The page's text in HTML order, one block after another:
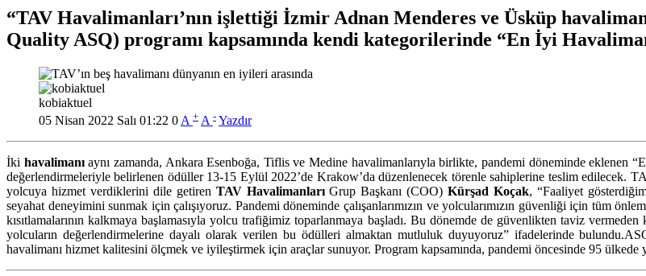
TAV Havalimanları’nın işlettiği İzmir Adnan Menderes ve Üsküp
Quality ASQ) programı kapsamında kendi kategorilerinde “En İyi
kobiaktuel
05 Nisan 2022 Salı 01:22 0 A + A - Yazdır
İki havalimanıaynı zamanda, Ankara Esenboğa, Tiflis ve Medine havalimanlarıyla birlikte, pandemi döneminde eklenen
değerlendirmeleriyle belirlenen ödüller 13-15 Eylül 2022’de Krakow’da düzenlenecek törenle sahiplerine teslim edilecek.
yolcuya hizmet verdiklerini dile getiren TAV HavalimanlarıGrup Başkanı (COO)Kürşad Koçak, “Faaliyet
seyahat deneyimini sunmak için çalışıyoruz. Pandemi döneminde çalışanlarımızın ve yolcularımızın güvenliği için tüm
kısıtlamalarının kalkmaya başlamasıyla yolcu trafiğimiz toparlanmaya başladı. Bu dönemde de güvenlikten taviz
yolcuların değerlendirmelerine dayalı olarak verilen bu ödülleri almaktan mutluluk duyuyoruz” ifadelerinde
havalimanı hizmet kalitesini ölçmek ve iyileştirmek için araçlar sunuyor. Program kapsamında, pandemi öncesinde 95